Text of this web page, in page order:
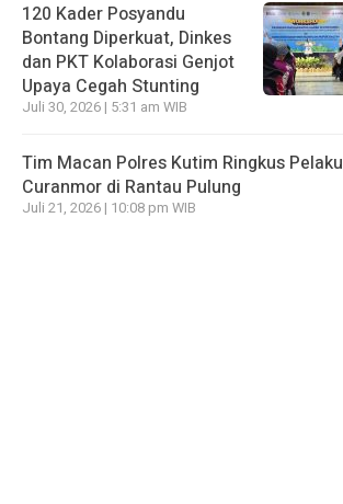
120 Kader Posyandu
Bontang Diperkuat, Dinkes
dan PKT Kolaborasi Genjot
Upaya Cegah Stunting
Juli 30, 2026 | 5:31 am WIB
Tim Macan Polres Kutim Ringkus Pelaku
Curanmor di Rantau Pulung
Juli 21, 2026 | 10:08 pm WIB